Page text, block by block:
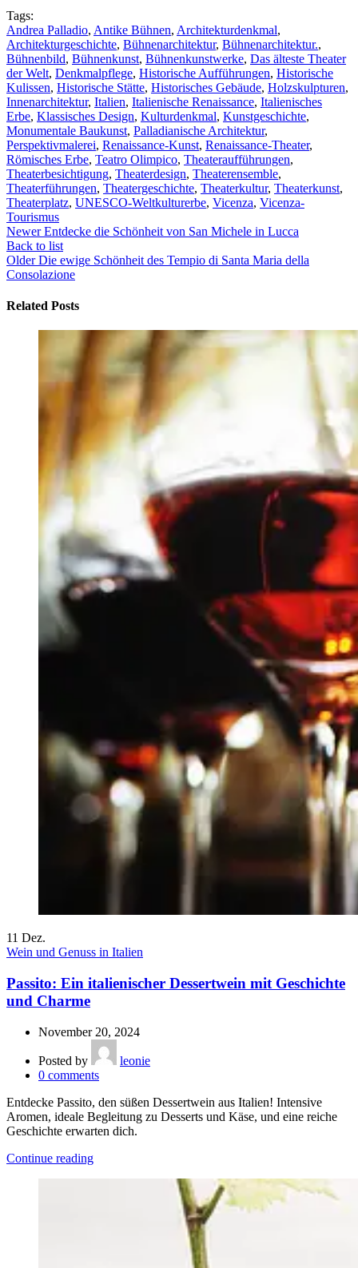
Tags:
Andrea Palladio, Antike Bühnen, Architekturdenkmal,
Architekturgeschichte, Bühnenarchitektur, Bühnenarchitektur.,
Bühnenbild, Bühnenkunst, Bühnenkunstwerke, Das älteste Theater
der Welt, Denkmalpflege, Historische Aufführungen, Historische
Kulissen, Historische Stätte, Historisches Gebäude, Holzskulpturen,
Innenarchitektur, Italien, Italienische Renaissance, Italienisches
Erbe, Klassisches Design, Kulturdenkmal, Kunstgeschichte,
Monumentale Baukunst, Palladianische Architektur,
Perspektivmalerei, Renaissance-Kunst, Renaissance-Theater,
Römisches Erbe, Teatro Olimpico, Theateraufführungen,
Theaterbesichtigung, Theaterdesign, Theaterensemble,
Theaterführungen, Theatergeschichte, Theaterkultur, Theaterkunst,
Theaterplatz, UNESCO-Weltkulturerbe, Vicenza, Vicenza-
Tourismus
Newer Entdecke die Schönheit von San Michele in Lucca
Back to list
Older Die ewige Schönheit des Tempio di Santa Maria della
Consolazione
Related Posts
11 Dez.
Wein und Genuss in Italien
Passito: Ein italienischer Dessertwein mit Geschichte
und Charme
November 20, 2024
Posted by
leonie
0 comments
Entdecke Passito, den süßen Dessertwein aus Italien! Intensive
Aromen, ideale Begleitung zu Desserts und Käse, und eine reiche
Geschichte erwarten dich.
Continue reading